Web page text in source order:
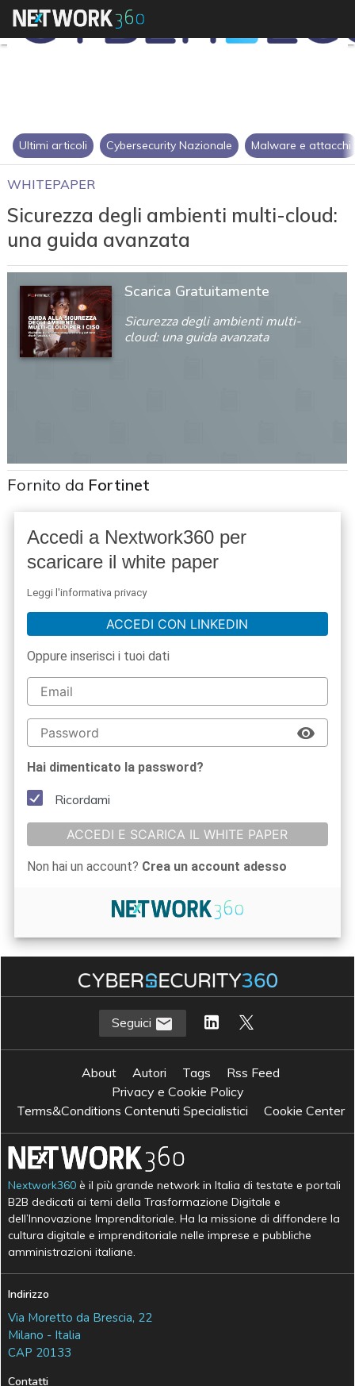
Ultimi articoli Cybersecurity Nazionale Malware e attacchi
WHITEPAPER
Sicurezza degli ambienti multi-cloud:
una guida avanzata
Scarica Gratuitamente
Sicurezza degli ambienti multi-
cloud: una guida avanzata
Fornito da Fortinet
Accedi a Nextwork360 per
scaricare il white paper
Leggi l'informativa privacy
ACCEDI CON LINKEDIN
Oppure inserisci i tuoi dati
Hai dimenticato la password?
Ricordami
ACCEDI E SCARICA IL WHITE PAPER
Non hai un account? Crea un account adesso
Seguici
About Autori Tags
Rss Feed
Privacy e Cookie Policy
Terms&Conditions Contenuti Specialistici
Cookie Center
Nextwork360 è il più grande network in Italia di testate e portali
B2B dedicati ai temi della Trasformazione Digitale e
dell’Innovazione Imprenditoriale. Ha la missione di diffondere la
cultura digitale e imprenditoriale nelle imprese e pubbliche
amministrazioni italiane.
Indirizzo
Via Moretto da Brescia, 22
Milano - Italia
CAP 20133
Contatti